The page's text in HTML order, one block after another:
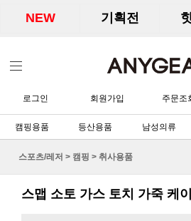
NEW 기획전
로그인 회원가입 주문조
캠핑용품 등산용품 남성의류
스포츠/레저 > 캠핑 > 취사용품
스맵 소토 가스 토치 가죽 케